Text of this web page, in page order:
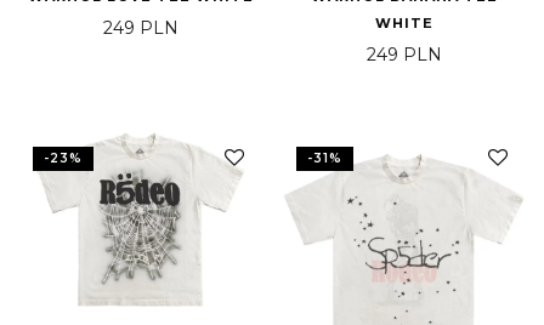
249 PLN
WHITE
249 PLN
-23% -31%